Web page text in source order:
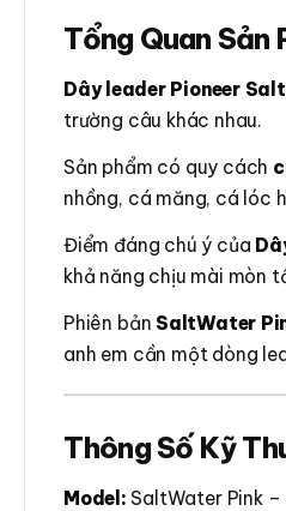
Tổng Quan Sản
Dây leader Pioneer
trường câu khác nhau.
Sản phẩm có quy cách
nhồng, cá măng, cá lóc
Điểm đáng chú ý của
khả năng chịu mài mòn
Phiên bản SaltWater
anh em cần một dòng
Thông Số Kỹ
Model: SaltWater Pink –